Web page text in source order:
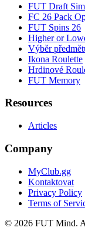
FUT Draft
FC 26 Pack
FUT Spins 26
Higher or
Výběr
Ikona Roulette
Hrdinové
FUT Memory
Resources
Articles
Company
MyClub.gg
Kontaktovat
Privacy Policy
Terms of
© 2026 FUT Mind.